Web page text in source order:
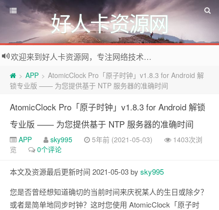
好人卡资源网
欢迎来到好人卡资源网，专注网络技术资源收集，我们不仅是网络资源的搬运工，也生产原创资源。寻找资源请留言或关注公众号:烈日下的男人
> APP > AtomicClock Pro「原子时钟」v1.8.3 for Android 解
锁专业版 —— 为您提供基于 NTP 服务器的准确时间
AtomicClock Pro「原子时钟」v1.8.3 for Android 解锁
专业版 —— 为您提供基于 NTP 服务器的准确时间
APP sky995 5年前 (2021-05-03)
1403次浏
览
0个评论
本文及资源最后更新时间 2021-05-03 by sky995
您是否曾经想知道确切的当前时间来庆祝某人的生日或除夕？
或者是简单地同步时钟？这时您使用 AtomicClock「原子时